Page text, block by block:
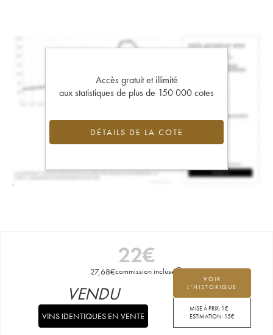
Accès gratuit et illimité
aux statistiques de plus de 150 000 cotes
DÉTAILS DE LA COTE
22€
27,68€commission incluse
VOIR
L'HISTORIQUE
MISE À PRIX: 1€
ESTIMATION: 15€
VENDU
VINS IDENTIQUES EN VENTE